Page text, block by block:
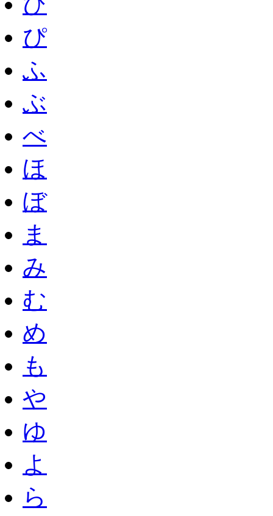
ぴ
ふ
ぶ
べ
ほ
ぼ
ま
み
む
め
も
や
ゆ
よ
ら